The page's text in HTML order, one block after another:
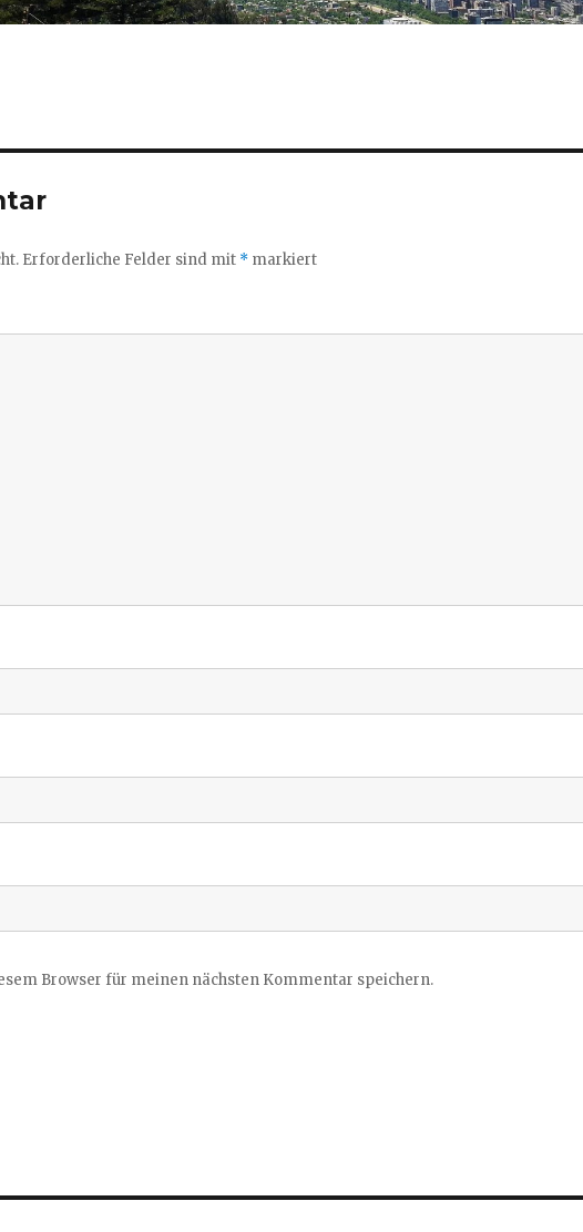
Erforderliche Felder sind mit * markiert
Browser für meinen nächsten Kommentar speichern.